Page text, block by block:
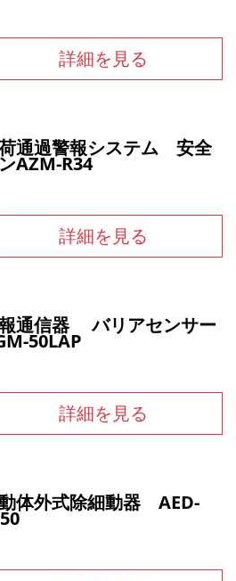
詳細を見る
通過警報システム 安全
AZM-R34
詳細を見る
通信器 バリアセンサー
50LAP
詳細を見る
体外式除細動器 AED-